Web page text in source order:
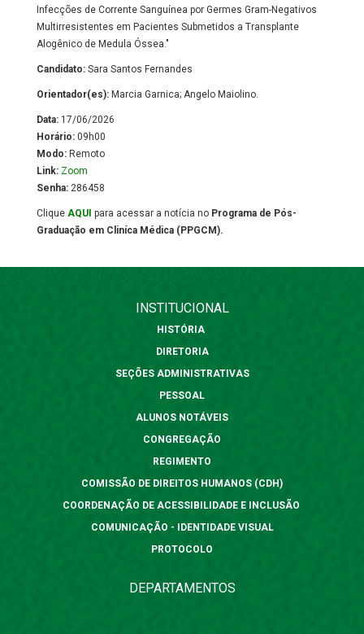
Infecções de Corrente Sanguínea por Germes Gram-Negativos
Multirresistentes em Pacientes Submetidos a Transplante
Alogênico de Medula Óssea."
Candidato: Sara Santos Fernandes
Orientador(es): Marcia Garnica; Angelo Maiolino.
Data: 17/06/2026
Horário: 09h00
Modo: Remoto
Link: Zoom
Senha: 286458
Clique AQUI para acessar a notícia no Programa de Pós-
Graduação em Cliníca Médica (PPGCM).
INSTITUCIONAL
HISTÓRIA
DIRETORIA
SEÇÕES ADMINISTRATIVAS
PESSOAL
ALUNOS NOTÁVEIS
CONGREGAÇÃO
REGIMENTO
COMISSÃO DE DIREITOS HUMANOS (CDH)
COORDENAÇÃO DE ACESSIBILIDADE E INCLUSÃO
COMUNICAÇÃO - IDENTIDADE VISUAL
PROTOCOLO
DEPARTAMENTOS